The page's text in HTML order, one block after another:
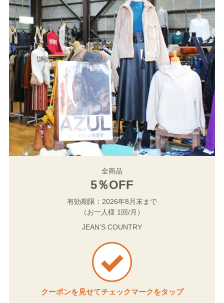
全商品
5％OFF
有効期限：2026年8月末まで
（お一人様 1回/月）
JEAN’S COUNTRY
クーポンを見せてチェックマークをタップ